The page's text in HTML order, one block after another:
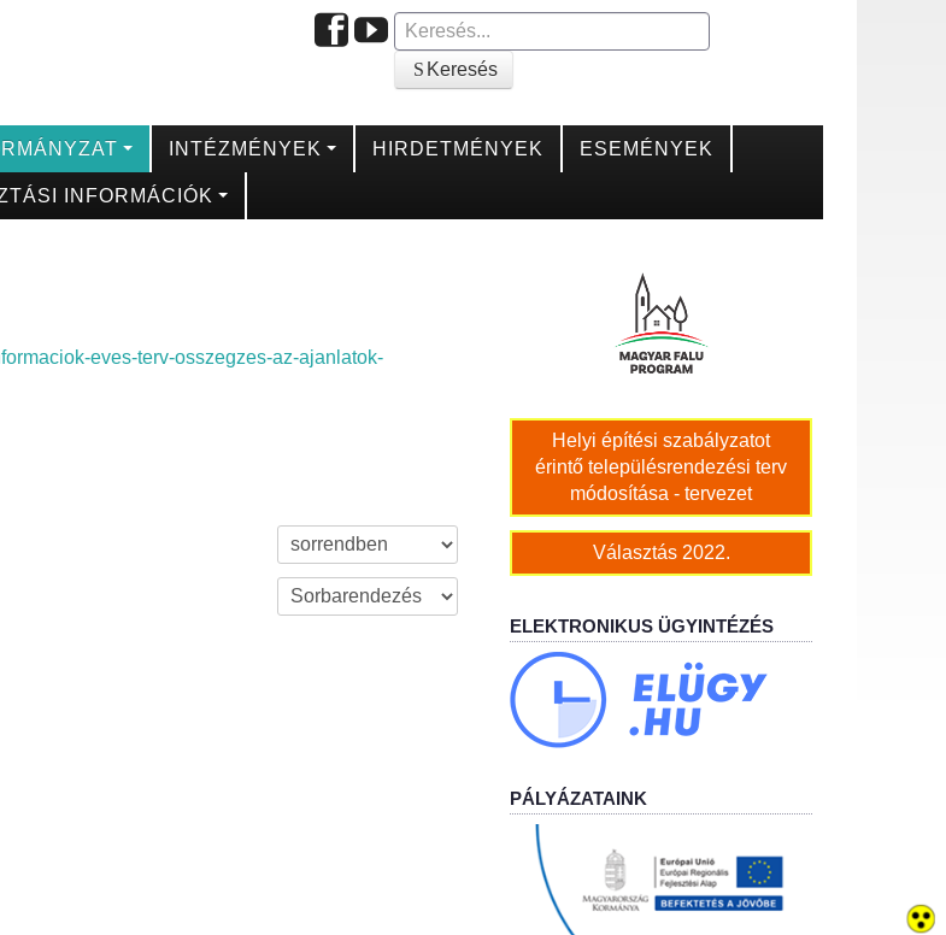
Keresés
INTÉZMÉNYEK HIRDETMÉNYEK ESEMÉNYEK
INFORMÁCIÓK
eves-terv-osszegzes-az-ajanlatok-
Helyi építési szabályzatot
érintő településrendezési terv
módosítása - tervezet
Választás 2022.
ELEKTRONIKUS ÜGYINTÉZÉS
PÁLYÁZATAINK